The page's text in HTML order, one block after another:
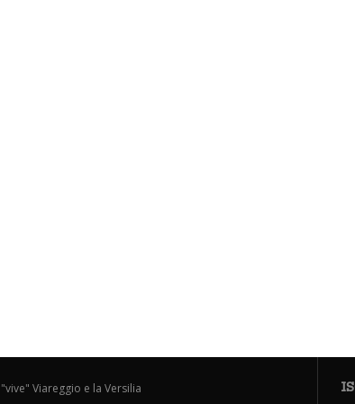
Viareggio e la Versilia